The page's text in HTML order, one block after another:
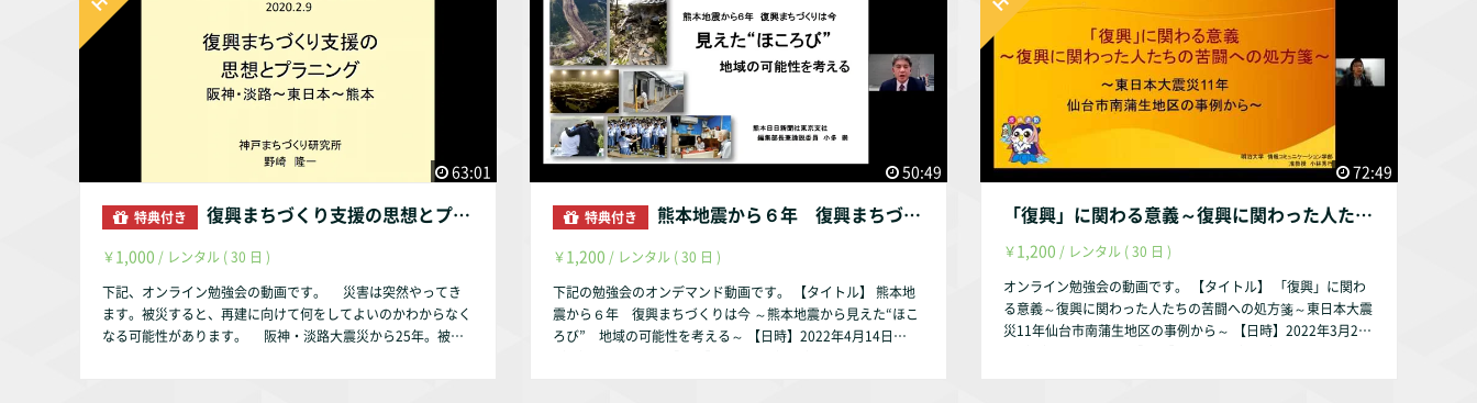
63:01
特典付き 復興まちづくり支援の思想とプランニング
￥1,000 / レンタル ( 30 日 )
下記、オンライン勉強会の動画です。 災害は突然やってき
ます。被災すると、再建に向けて何をしてよいのかわからなく
なる可能性があります。 阪神・淡路大震災から25年。被災
50:49
特典付き 熊本地震から６年 復興まちづくりは今 ～熊本地震から見えた“ほころび” 地域の可能性を考える～【講師】小多崇氏（熊本日日新聞社 東京支社編集部長兼論説委員）
￥1,200 / レンタル ( 30 日 )
下記の勉強会のオンデマンド動画です。 【タイトル】 熊本地
震から６年 復興まちづくりは今 ～熊本地震から見えた“ほこ
ろび” 地域の可能性を考える～ 【日時】2022年4月14日
72:49
「復興」に関わる意義～復興に関わった人たちの苦闘への処方箋【講師】小林秀行氏（明治大学 情報コミュニケーション学部 准教授）
￥1,200 / レンタル ( 30 日 )
オンライン勉強会の動画です。 【タイトル】 「復興」に関わ
る意義～復興に関わった人たちの苦闘への処方箋～東日本大震
災11年仙台市南蒲生地区の事例から～ 【日時】2022年3月23